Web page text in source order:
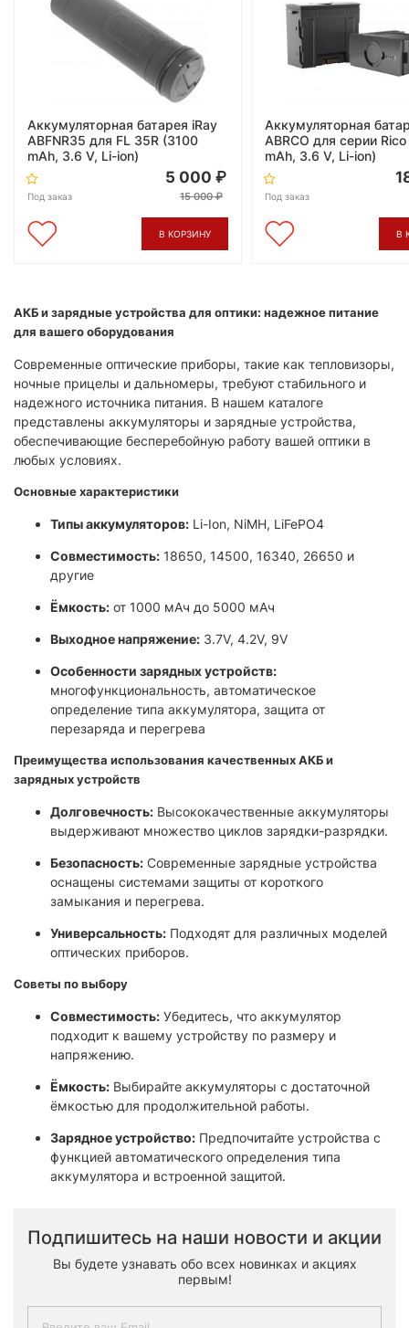
Аккумуляторная батарея iRay
ABFNR35 для FL 35R (3100
mAh, 3.6 V, Li-ion)
Под заказ
5 000
15 000
В КОРЗИНУ
Аккумуляторная
ABRCO для серии
mAh, 3.6 V, Li-ion)
Под заказ
В
АКБ и зарядные устройства для оптики: надежное питание
для вашего оборудования
Современные оптические приборы, такие как тепловизоры,
ночные прицелы и дальномеры, требуют стабильного и
надежного источника питания. В нашем каталоге
представлены аккумуляторы и зарядные устройства,
обеспечивающие бесперебойную работу вашей оптики в
любых условиях.​
Основные характеристики
Типы аккумуляторов: Li-Ion, NiMH, LiFePO4
Совместимость: 18650, 14500, 16340, 26650 и
другие
Ёмкость: от 1000 мАч до 5000 мАч
Выходное напряжение: 3.7V, 4.2V, 9V
Особенности зарядных устройств:
многофункциональность, автоматическое
определение типа аккумулятора, защита от
перезаряда и перегрева​
Преимущества использования качественных АКБ и
зарядных устройств
Долговечность: Высококачественные аккумуляторы
выдерживают множество циклов зарядки-разрядки.
Безопасность: Современные зарядные устройства
оснащены системами защиты от короткого
замыкания и перегрева.
Универсальность: Подходят для различных моделей
оптических приборов.​
Советы по выбору
Совместимость: Убедитесь, что аккумулятор
подходит к вашему устройству по размеру и
напряжению.
Ёмкость: Выбирайте аккумуляторы с достаточной
ёмкостью для продолжительной работы.
Зарядное устройство: Предпочитайте устройства с
функцией автоматического определения типа
аккумулятора и встроенной защитой.​
Подпишитесь на наши новости и акции
Вы будете узнавать обо всех новинках и акциях
первым!